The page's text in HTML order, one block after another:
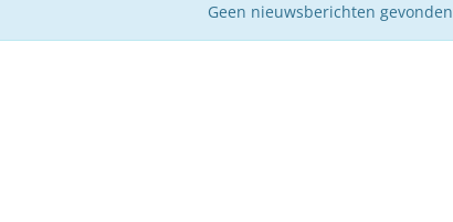
Geen nieuwsberichten gevonden